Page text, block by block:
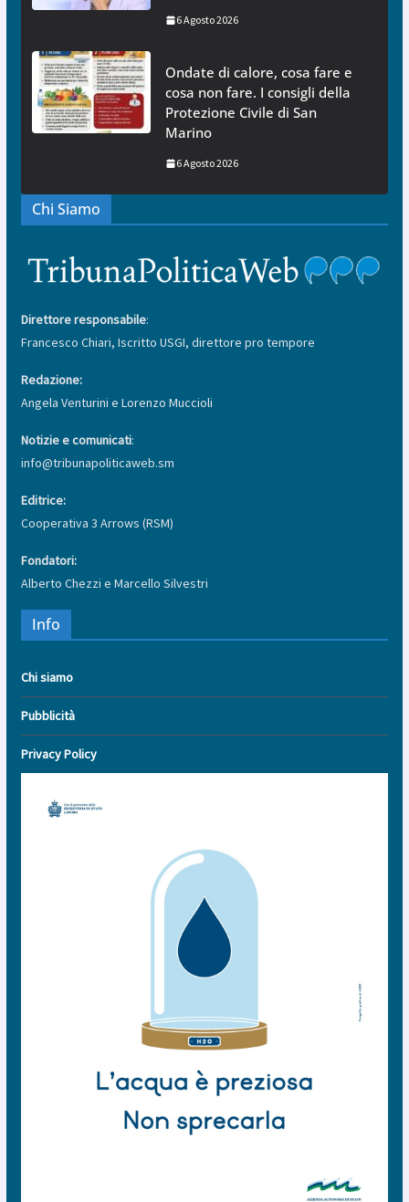
6 Agosto 2026
Ondate di calore, cosa fare e
cosa non fare. I consigli della
Protezione Civile di San
Marino
6 Agosto 2026
Chi Siamo
Direttore responsabile:
Francesco Chiari, Iscritto USGI, direttore pro tempore
Redazione:
Angela Venturini e Lorenzo Muccioli
Notizie e comunicati:
info@tribunapoliticaweb.sm
Editrice:
Cooperativa 3 Arrows (RSM)
Fondatori:
Alberto Chezzi e Marcello Silvestri
Info
Chi siamo
Pubblicità
Privacy Policy